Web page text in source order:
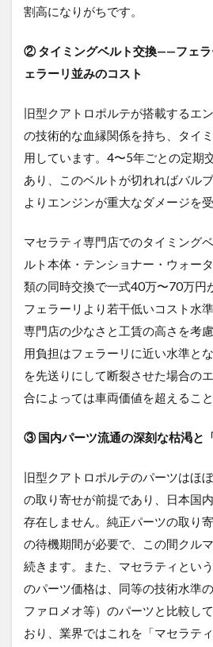
割高になりがちです。
② タイミングベルト交換——フェラ
ェラーリ並みのコスト
旧型クアトロポルテが搭載するエ
の技術的な血縁関係を持ち、タイ
用しています。4〜5年ごとの定期
あり、このベルトが切れればバル
よりエンジンが重大なダメージを受
マセラティ専門店でのタイミング
ルト本体・テンショナー・ウォー
類の同時交換で一式40万〜70万円
フェラーリより若干低いコスト水
専門店の少なさと工賃の高さを考
用負担はフェラーリに近い水準と
を先送りにして断裂させた場合の
合によっては車両価値を超えるこ
③ 国内パーツ流通の深刻な枯渇と
旧型クアトロポルテのパーツはほ
の取り寄せが前提であり、日本国
存在しません。純正パーツの取り
の待機期間が必要で、この間クル
続きます。また、マセラティとい
のパーツ価格は、同等の技術水準
ファロメオ等）のパーツと比較し
おり、業界ではこれを「マセラテ